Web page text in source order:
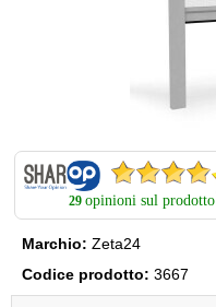
29 opinioni sul prodotto
Marchio: Zeta24
Codice prodotto: 3667